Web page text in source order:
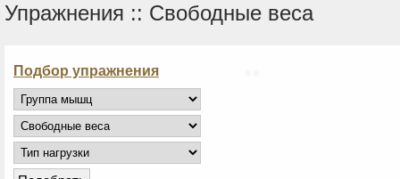
Упражнения :: Свободные веса
Подбор упражнения